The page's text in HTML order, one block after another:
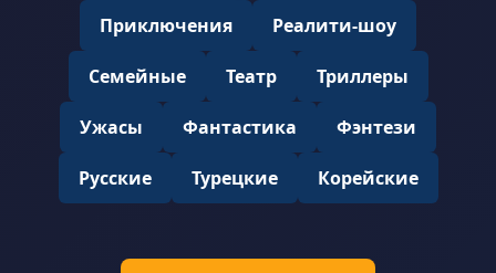
Приключения Реалити-шоу
Семейные Театр Триллеры
Ужасы Фантастика Фэнтези
Русские Турецкие Корейские